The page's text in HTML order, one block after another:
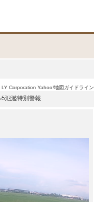
LY Corporation Yahoo!地図ガイドライン
5氾濫特別警報